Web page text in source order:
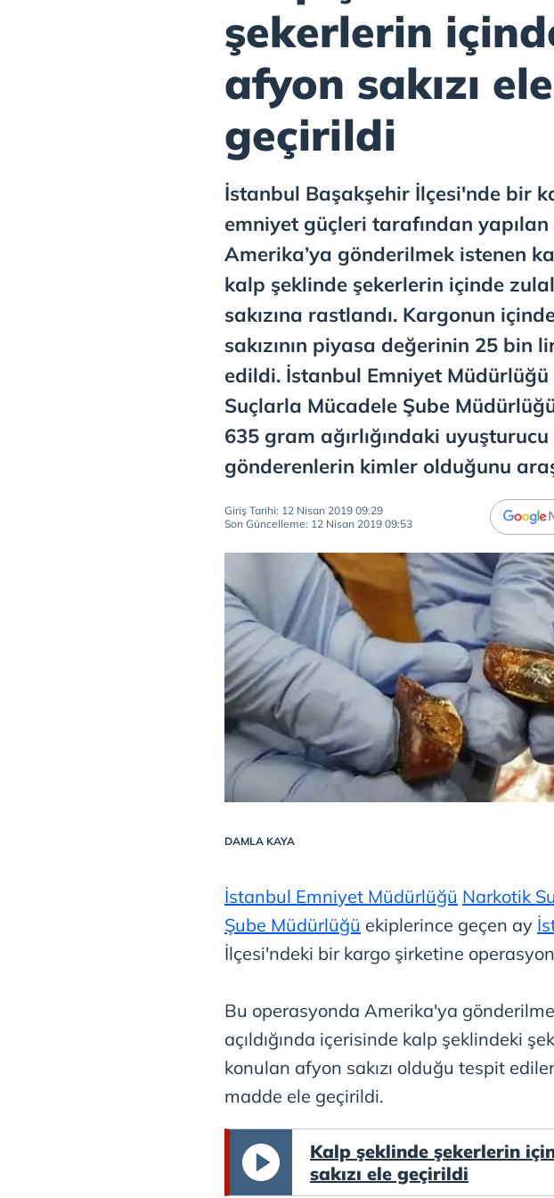
şekerlerin
afyon sakızı ele
geçirildi
İstanbul Başakşehir İlçesi'nde bir
emniyet güçleri tarafından
Amerika’ya gönderilmek istenen
kalp şeklinde şekerlerin içinde
sakızına rastlandı. Kargonun
sakızının piyasa değerinin 25 bin
edildi. İstanbul Emniyet
Suçlarla Mücadele Şube
635 gram ağırlığındaki
gönderenlerin kimler olduğunu
Giriş Tarihi: 12 Nisan 2019 09:29
Son Güncelleme: 12 Nisan 2019 09:53
DAMLA KAYA
İstanbul Emniyet Müdürlüğü Narkotik
Şube Müdürlüğü ekiplerince geçen ay
İlçesi'ndeki bir kargo şirketine
Bu operasyonda Amerika'ya
açıldığında içerisinde kalp şeklindeki
konulan afyon sakızı olduğu tespit
madde ele geçirildi.
Kalp şeklinde şekerlerin
sakızı ele geçirildi